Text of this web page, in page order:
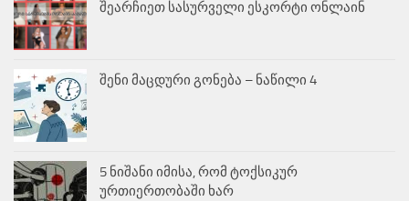
შეარჩიეთ სასურველი ესკორტი ონლაინ
შენი მაცდური გონება – ნაწილი 4
5 ნიშანი იმისა, რომ ტოქსიკურ
ურთიერთობაში ხარ